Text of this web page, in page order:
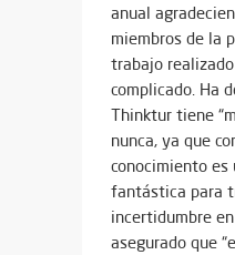
anual
miembros de la
trabajo
complicado. Ha
Thinktur tiene
nunca, ya que
conocimiento es
fantástica para
incertidumbre
asegurado que